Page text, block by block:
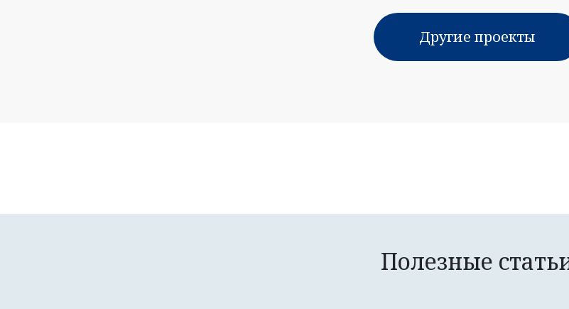
Другие проекты
Полезные